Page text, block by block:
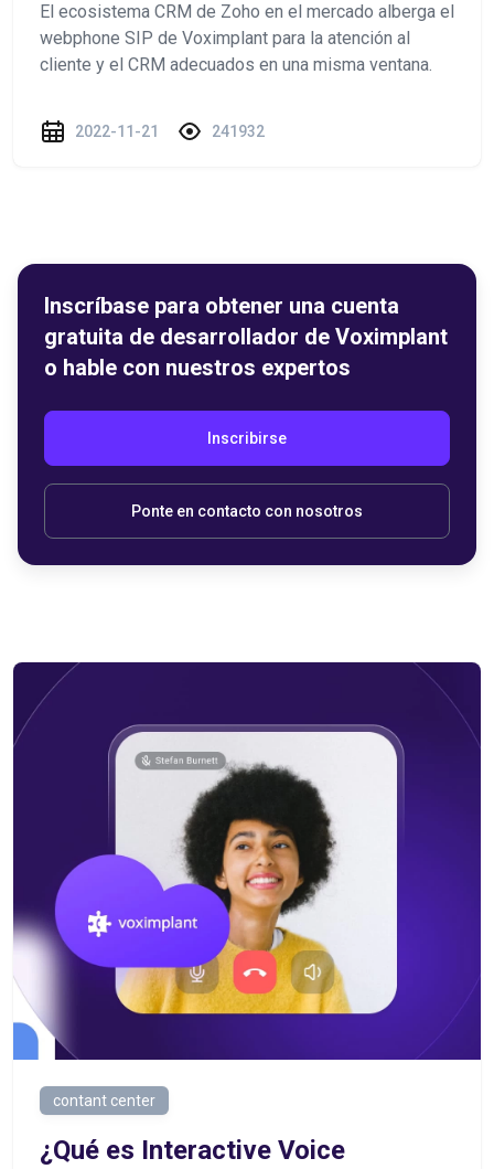
El ecosistema CRM de Zoho en el mercado alberga el
webphone SIP de Voximplant para la atención al
cliente y el CRM adecuados en una misma ventana.
2022-11-21 241932
Inscríbase para obtener una cuenta
gratuita de desarrollador de Voximplant
o hable con nuestros expertos
Inscribirse
Ponte en contacto con nosotros
contant center
¿Qué es Interactive Voice